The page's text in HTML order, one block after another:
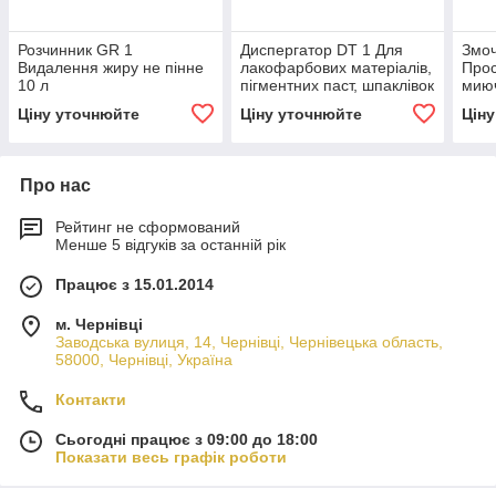
Розчинник GR 1
Видалення жиру не пінне
10 л
Ціну уточнюйте
Диспергатор DT 1 Для
лакофарбових матеріалів,
пігментних паст, шпаклівок
на масляній основі 10 л
Ціну уточнюйте
Про нас
Рейтинг не сформований
Менше 5 відгуків за останній рік
Працює з 15.01.2014
м. Чернівці
Заводська вулиця, 14, Чернівці, Чернівецька область,
58000, Чернівці, Україна
Контакти
Сьогодні працює з 09:00 до 18:00
Показати весь графік роботи